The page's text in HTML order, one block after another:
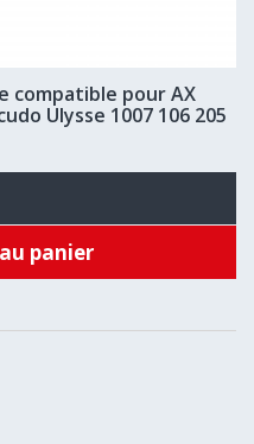
compatible pour AX
Ulysse 1007 106 205
panier